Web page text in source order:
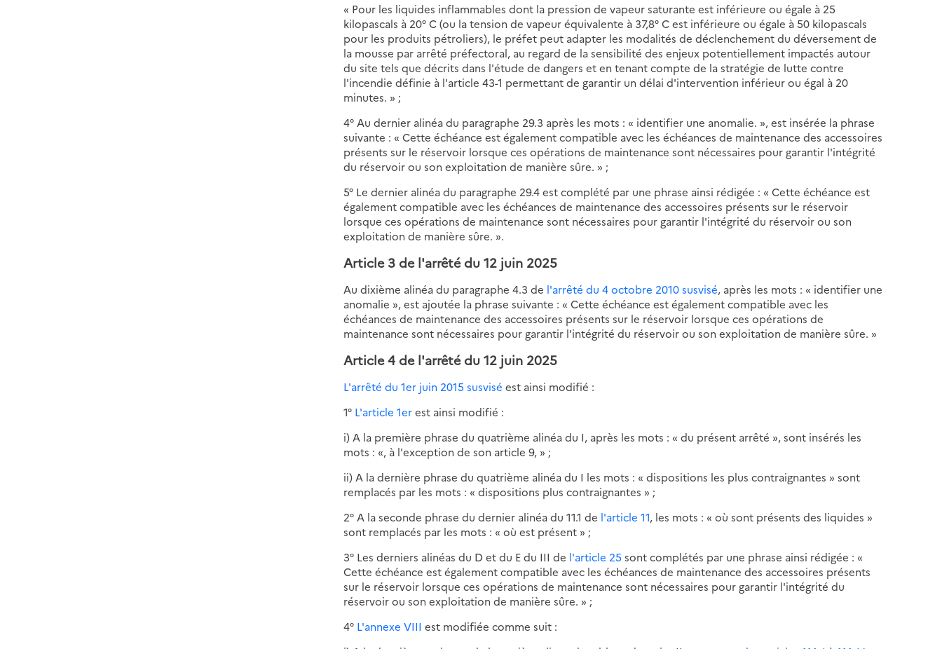
« Pour les liquides inflammables dont la pression de vapeur saturante est inférieure ou égale à 25
kilopascals à 20° C (ou la tension de vapeur équivalente à 37,8° C est inférieure ou égale à 50 kilopascals
pour les produits pétroliers), le préfet peut adapter les modalités de déclenchement du déversement de
la mousse par arrêté préfectoral, au regard de la sensibilité des enjeux potentiellement impactés autour
du site tels que décrits dans l'étude de dangers et en tenant compte de la stratégie de lutte contre
l'incendie définie à l'article 43-1 permettant de garantir un délai d'intervention inférieur ou égal à 20
minutes. » ;
4° Au dernier alinéa du paragraphe 29.3 après les mots : « identifier une anomalie. », est insérée la phrase
suivante : « Cette échéance est également compatible avec les échéances de maintenance des accessoires
présents sur le réservoir lorsque ces opérations de maintenance sont nécessaires pour garantir l'intégrité
du réservoir ou son exploitation de manière sûre. » ;
5° Le dernier alinéa du paragraphe 29.4 est complété par une phrase ainsi rédigée : « Cette échéance est
également compatible avec les échéances de maintenance des accessoires présents sur le réservoir
lorsque ces opérations de maintenance sont nécessaires pour garantir l'intégrité du réservoir ou son
exploitation de manière sûre. ».
Article 3 de l'arrêté du 12 juin 2025
Au dixième alinéa du paragraphe 4.3 de l'arrêté du 4 octobre 2010 susvisé, après les mots : « identifier une
anomalie », est ajoutée la phrase suivante : « Cette échéance est également compatible avec les
échéances de maintenance des accessoires présents sur le réservoir lorsque ces opérations de
maintenance sont nécessaires pour garantir l'intégrité du réservoir ou son exploitation de manière sûre. »
Article 4 de l'arrêté du 12 juin 2025
L'arrêté du 1er juin 2015 susvisé est ainsi modifié :
1° L'article 1erest ainsi modifié :
i) A la première phrase du quatrième alinéa du I, après les mots : « du présent arrêté », sont insérés les
mots : «, à l'exception de son article 9, » ;
ii) A la dernière phrase du quatrième alinéa du I les mots : « dispositions les plus contraignantes » sont
remplacés par les mots : « dispositions plus contraignantes » ;
2° A la seconde phrase du dernier alinéa du 11.1 de l'article 11, les mots : « où sont présents des liquides »
sont remplacés par les mots : « où est présent » ;
3° Les derniers alinéas du D et du E du III de l'article 25 sont complétés par une phrase ainsi rédigée : «
Cette échéance est également compatible avec les échéances de maintenance des accessoires présents
sur le réservoir lorsque ces opérations de maintenance sont nécessaires pour garantir l'intégrité du
réservoir ou son exploitation de manière sûre. » ;
4° L'annexe VIII est modifiée comme suit :